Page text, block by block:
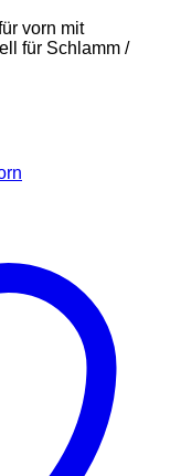
vorn mit
für Schlamm /